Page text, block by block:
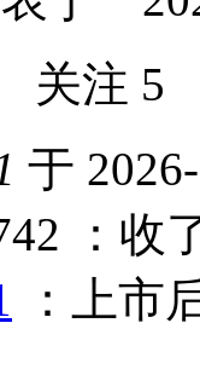
关注 5
于
：收
：上市